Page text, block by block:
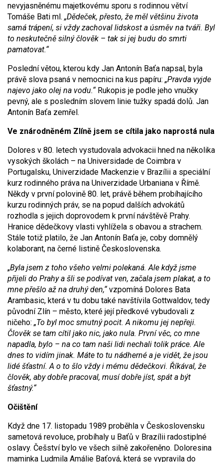
nevyjasněnému majetkovému sporu s rodinnou větví
Tomáše Bati ml. „Dědeček, přesto, že měl většinu života
samá trápení, si vždy zachoval lidskost a úsměv na tváři. Byl
to neskutečně silný člověk – tak si jej budu do smrti
pamatovat.“
Poslední větou, kterou kdy Jan Antonín Baťa napsal, byla
právě slova psaná v nemocnici na kus papíru: „Pravda vyjde
najevo jako olej na vodu.“Rukopis je podle jeho vnučky
pevný, ale s posledním slovem linie tužky spadá dolů. Jan
Antonín Baťa zemřel.
Ve znárodněném Zlíně jsem se cítila jako naprostá nula
Dolores v 80. letech vystudovala advokacii hned na několika
vysokých školách – na Universidade de Coimbra v
Portugalsku, Univerzidade Mackenzie v Brazílii a speciální
kurz rodinného práva na Univerzidade Urbaniana v Římě.
Někdy v první polovině 80. let, právě během probíhajícího
kurzu rodinných práv, se na popud dalších advokátů
rozhodla s jejich doprovodem k první návštěvě Prahy.
Hranice dědečkovy vlasti vyhlížela s obavou a strachem.
Stále totiž platilo, že Jan Antonín Baťa je, coby domnělý
kolaborant, na černé listině Československa.
„Byla jsem z toho všeho velmi polekaná. Ale když jsme
přijeli do Prahy a šli se podívat ven, začala jsem plakat, a to
mne přešlo až na druhý den,“vzpomíná Dolores Bata
Arambasic, která v tu dobu také navštívila Gottwaldov, tedy
původní Zlín – město, které její předkové vybudovali z
ničeho: „To byl moc smutný pocit. A nikomu jej nepřeji.
Člověk se tam cítil jako nic, jako nula. První věc, co mne
napadla, bylo – na co tam naši lidi nechali tolik práce. Ale
dnes to vidím jinak. Máte to tu nádherné a je vidět, že jsou
lidé šťastní. A o to šlo vždy i mému dědečkovi. Říkával, že
člověk, aby dobře pracoval, musí dobře jíst, spát a být
šťastný.“
Očištění
Když dne 17. listopadu 1989 proběhla v Československu
sametová revoluce, probíhaly u Baťů v Brazílii radostiplné
oslavy. Češství bylo ve všech silně zakořeněno. Doloresina
maminka Ludmila Amálie Baťová, která se vypravila do